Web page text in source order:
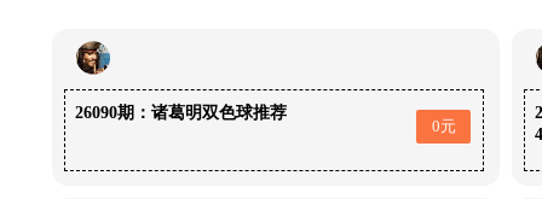
26090期：诸葛明双色球推荐
0元